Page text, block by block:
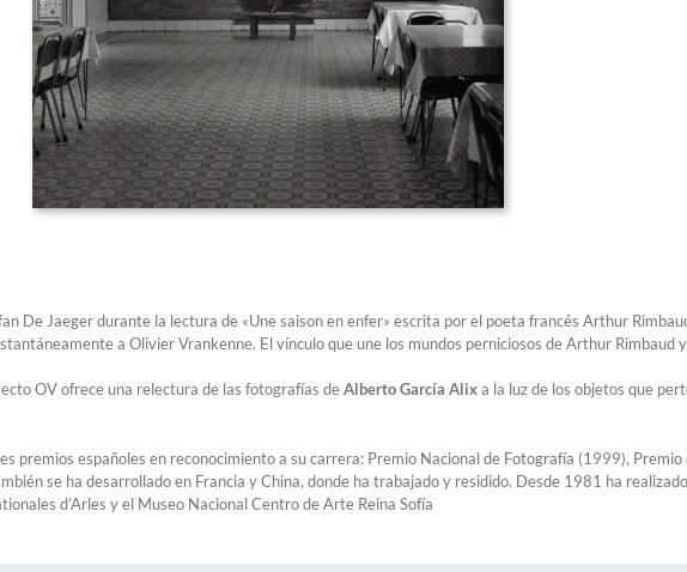
De Jaeger durante la lectura de «Une saison en enfer» escrita por el poeta francés Arthur
a Olivier Vrankenne. El vínculo que une los mundos perniciosos de Arthur Rimbaud y
OV ofrece una relectura de las fotografías deAlberto García Alixa la luz de los objetos que
premios españoles en reconocimiento a su carrera: Premio Nacional de Fotografía (1999),
se ha desarrollado en Francia y China, donde ha trabajado y residido. Desde 1981 ha
d’Arles y el Museo Nacional Centro de Arte Reina Sofía